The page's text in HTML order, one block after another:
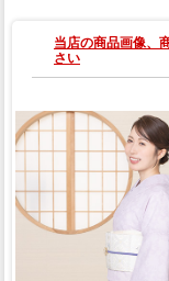
当店の商品画像、
さい